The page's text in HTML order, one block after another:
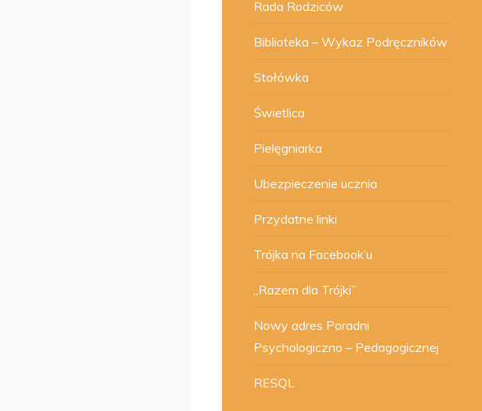
Rada Rodziców
Biblioteka – Wykaz Podręczników
Stołówka
Świetlica
Pielęgniarka
Ubezpieczenie ucznia
Przydatne linki
Trójka na Facebook’u
„Razem dla Trójki”
Nowy adres Poradni
Psychologiczno – Pedagogicznej
RESQL